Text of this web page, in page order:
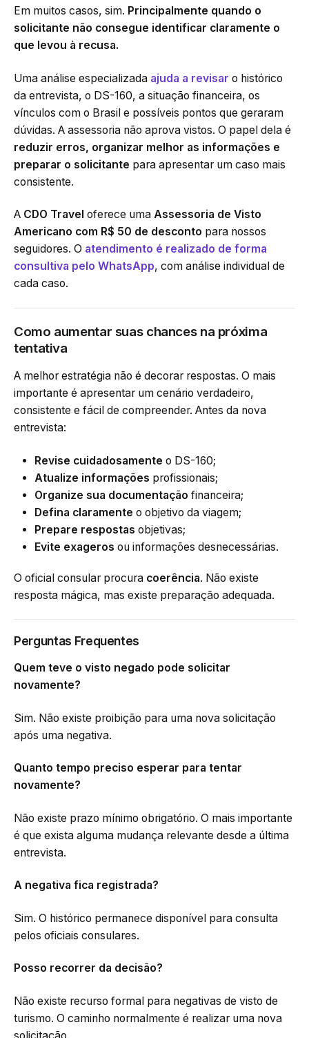
Em muitos casos, sim. Principalmente quando o
solicitante não consegue identificar claramente o
que levou à recusa.
Uma análise especializada ajuda a revisar o histórico
da entrevista, o DS-160, a situação financeira, os
vínculos com o Brasil e possíveis pontos que geraram
dúvidas. A assessoria não aprova vistos. O papel dela é
reduzir erros, organizar melhor as informações e
preparar o solicitante para apresentar um caso mais
consistente.
A CDO Travel oferece uma Assessoria de Visto
Americano com R$ 50 de desconto para nossos
seguidores. O atendimento é realizado de forma
consultiva pelo WhatsApp, com análise individual de
cada caso.
Como aumentar suas chances na próxima
tentativa
A melhor estratégia não é decorar respostas. O mais
importante é apresentar um cenário verdadeiro,
consistente e fácil de compreender. Antes da nova
entrevista:
Revise cuidadosamente o DS-160;
Atualize informações profissionais;
Organize sua documentação financeira;
Defina claramente o objetivo da viagem;
Prepare respostas objetivas;
Evite exageros ou informações desnecessárias.
O oficial consular procura coerência. Não existe
resposta mágica, mas existe preparação adequada.
Perguntas Frequentes
Quem teve o visto negado pode solicitar
novamente?
Sim. Não existe proibição para uma nova solicitação
após uma negativa.
Quanto tempo preciso esperar para tentar
novamente?
Não existe prazo mínimo obrigatório. O mais importante
é que exista alguma mudança relevante desde a última
entrevista.
A negativa fica registrada?
Sim. O histórico permanece disponível para consulta
pelos oficiais consulares.
Posso recorrer da decisão?
Não existe recurso formal para negativas de visto de
turismo. O caminho normalmente é realizar uma nova
solicitação.